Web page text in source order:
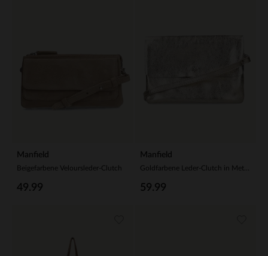
Manfield
Beigefarbene Veloursleder-Clutch
49.99
Manfield
59.99